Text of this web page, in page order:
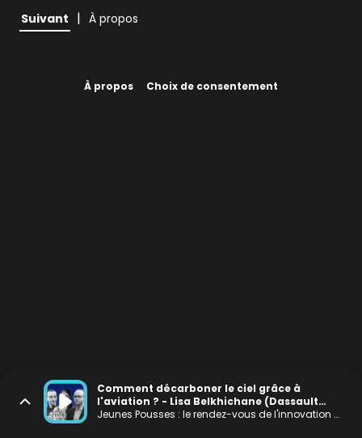
Suivant | À propos
À propos Choix de consentement
Comment décarboner le ciel grâce à
l'aviation ? - Lisa Belkhichane (Dassault
Systèmes), Damien Engemann et Tom
Jeunes Pousses : le rendez-vous de l'innovation positive et à impact